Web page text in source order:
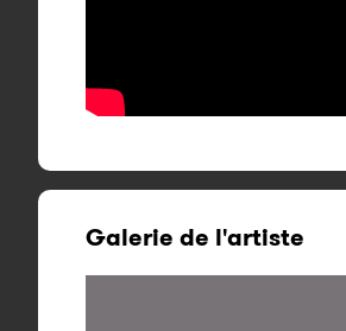
Galerie de l'artiste